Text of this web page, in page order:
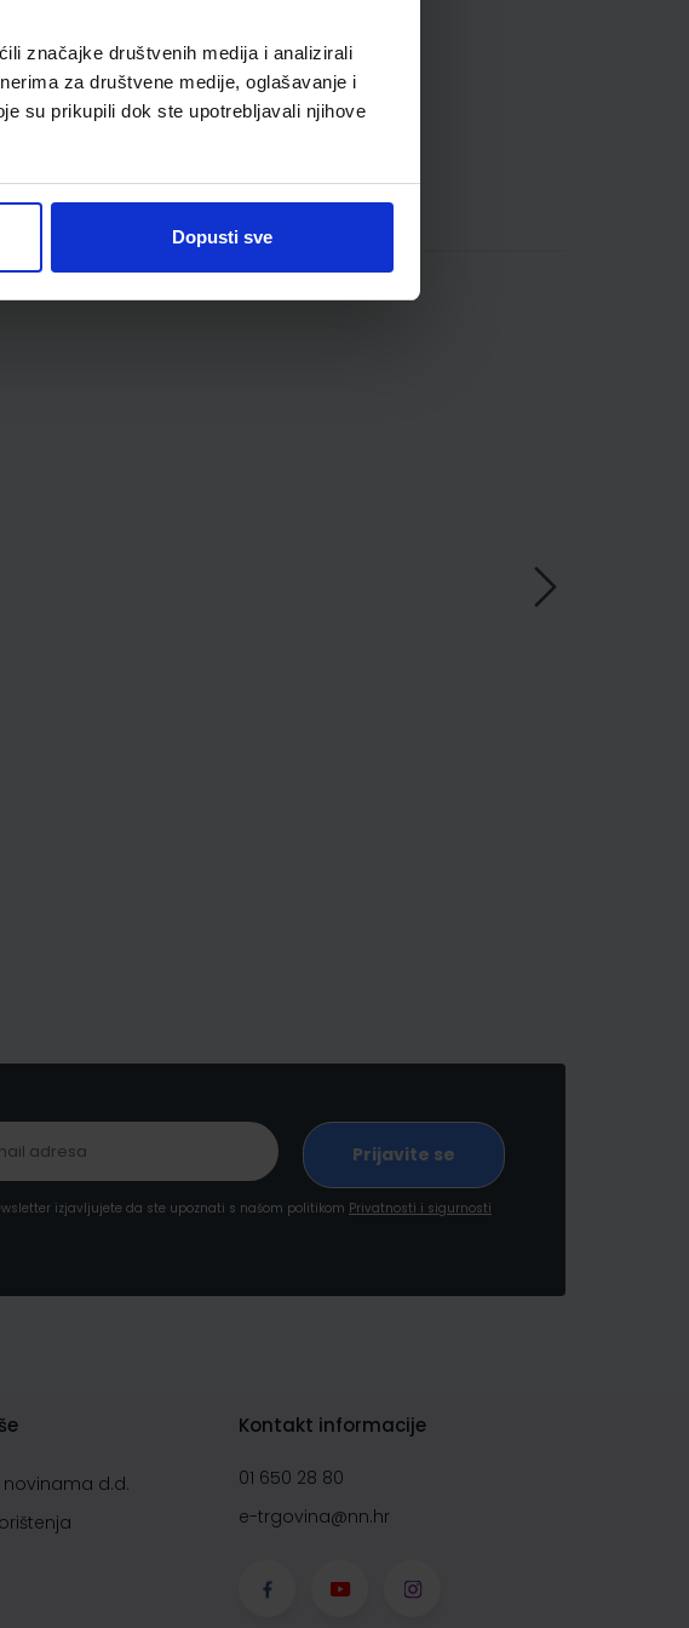
značajke društvenih medija i analizirali
za društvene medije, oglašavanje i
su prikupili dok ste upotrebljavali njihove
Dopusti sve
izjavljujete da ste upoznati s našom politikom Privatnosti i sigurnosti
d.d.
Kontakt informacije
01 650 28 80
e-trgovina@nn.hr